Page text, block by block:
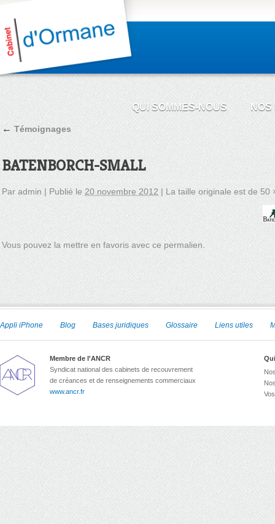
QUI SOMMES-NOUS NOS
← Témoignages
BATENBORCH-SMALL
Par admin | Publié le 20 novembre 2012 | La taille originale est de 50
Vous pouvez la mettre en favoris avec ce permalien
Appli iPhone Blog Bases juridiques Glossaire Liens utiles
Membre de l'ANCR
Syndicat national des cabinets de recouvrement
de créances et de renseignements commerciaux
www.ancr.fr